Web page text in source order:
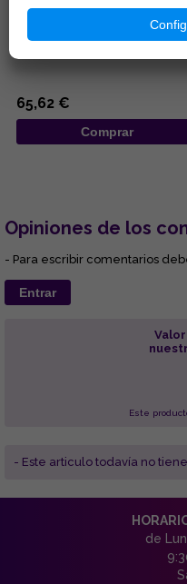
COLGANTE PLATA MISU-
65,62 €
Comprar
Opiniones de los
- Para escribir comentarios
Entrar
Este
- Este articulo todavía no
de